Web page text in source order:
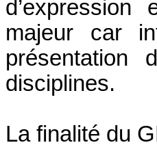
majeur car
présentation
disciplines.
La finalité du